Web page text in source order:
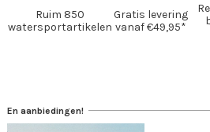
Ruim 850
watersportartikelen
Gratis levering
vanaf €49,95*
En aanbiedingen!